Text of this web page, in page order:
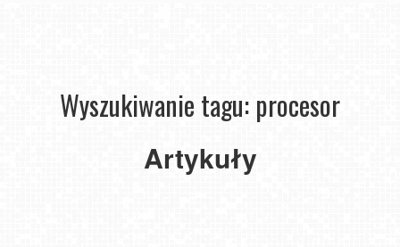
Wyszukiwanie tagu: procesor
Artykuły